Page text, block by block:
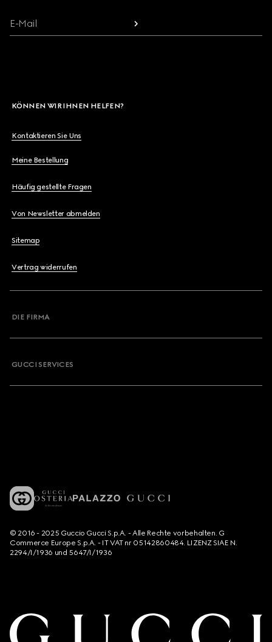
E-Mail
KÖNNEN WIR IHNEN HELFEN?
Kontaktieren Sie Uns
Meine Bestellung
Häufig gestellte Fragen
Von Newsletter abmelden
Sitemap
Vertrag widerrufen
DIE FIRMA
GUCCI SERVICES
© 2016 - 2025 Guccio Gucci S.p.A. - Alle Rechte vorbehalten. G
Commerce Europe S.p.A. - IT VAT nr 05142860484. LIZENZ SIAE N.
2294/I/1936 und 5647/I/1936